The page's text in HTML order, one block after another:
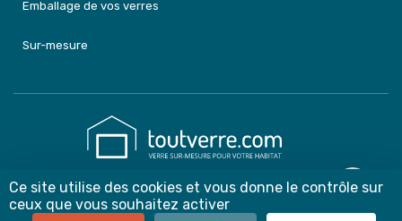
Ce site utilise des cookies et vous donne le contrôle sur
ceux que vous souhaitez activer
Emballage de vos verres
Sur-mesure
contact@toutverre.com
03 59 22 99 17 ou 07 83 44 75 54